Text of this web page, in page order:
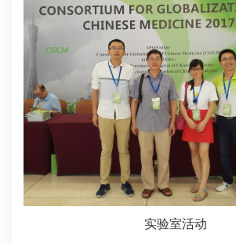
实验室活动